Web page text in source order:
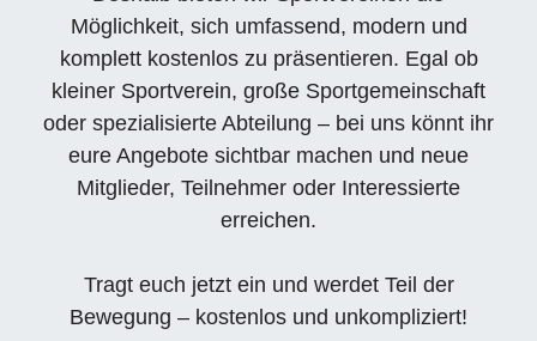
Möglichkeit, sich umfassend, modern und
komplett kostenlos zu präsentieren. Egal ob
kleiner Sportverein, große Sportgemeinschaft
oder spezialisierte Abteilung – bei uns könnt ihr
eure Angebote sichtbar machen und neue
Mitglieder, Teilnehmer oder Interessierte
erreichen.
Tragt euch jetzt ein und werdet Teil der
Bewegung – kostenlos und unkompliziert!